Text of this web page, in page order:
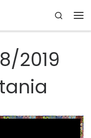
Search
2019